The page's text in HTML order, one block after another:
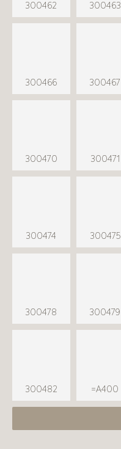
300462 300463
300466 300467
300470 300471
300474 300475
300478 300479
300482 =A400